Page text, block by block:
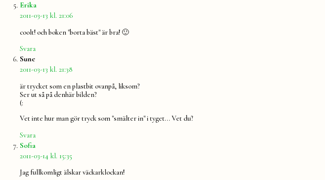
Erika
2011-03-13 kl. 21:06
coolt! och boken "borta bäst" är bra! 🙂
Svara
Sunesäger:
2011-03-13 kl. 21:38
är trycket som en plastbit ovanpå, liksom?
Ser ut så på denhär bilden?
(:
Vet inte hur man gör tryck som "smälter in" i tyget… Vet du?
Svara
Sofia
2011-03-14 kl. 15:35
Jag fullkomligt älskar väckarklockan!